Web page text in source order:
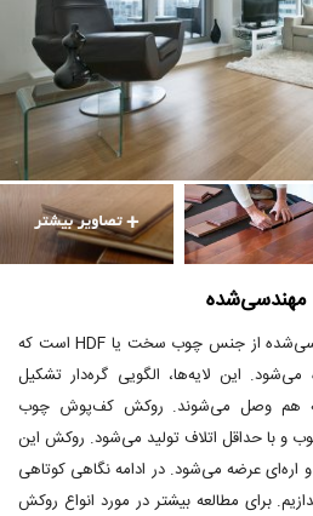
هسته داخلی کف‌پوش چوب مهندسی‌شده از جنس چوب سخت یا HDF است که
این لایه‌ها، الگویی گره‌دار تشکیل
هم وصل می‌شوند. روکش کف‌پوش چوب
و با حداقل اتلاف تولید می‌شود. روکش این
اره‌ای عرضه می‌شود. در ادامه نگاهی کوتاهی
برای مطالعه بیشتر در مورد انواع روکش